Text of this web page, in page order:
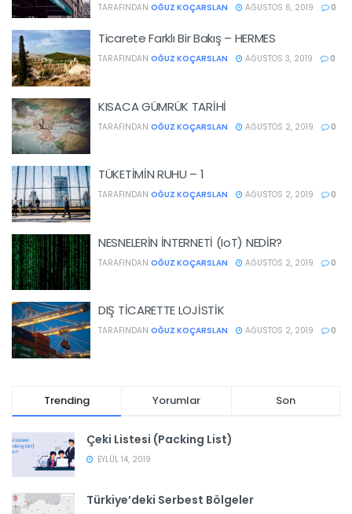
TARAFINDAN OĞUZ KOÇARSLAN AĞUSTOS 6, 2019 0
Ticarete Farklı Bir Bakış – HERMES
TARAFINDAN OĞUZ KOÇARSLAN AĞUSTOS 3, 2019 0
KISACA GÜMRÜK TARİHİ
TARAFINDAN OĞUZ KOÇARSLAN AĞUSTOS 2, 2019 0
TÜKETİMİN RUHU – 1
TARAFINDAN OĞUZ KOÇARSLAN AĞUSTOS 2, 2019 0
NESNELERİN İNTERNETİ (IoT) NEDİR?
TARAFINDAN OĞUZ KOÇARSLAN AĞUSTOS 2, 2019 0
DIŞ TİCARETTE LOJİSTİK
TARAFINDAN OĞUZ KOÇARSLAN AĞUSTOS 2, 2019 0
Trending Yorumlar Son
Çeki Listesi (Packing List)
EYLÜL 14, 2019
Türkiye’deki Serbest Bölgeler